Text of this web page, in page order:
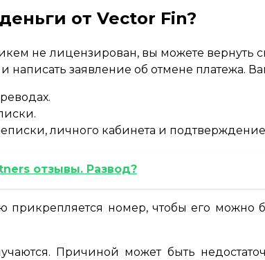
от Vector Fin?
не лицензирован, вы можете вернуть
написать заявление об отмене
личного кабинета и
отзывы. Развод?
прикрепляется номер, чтобы его можно
Причиной может быть